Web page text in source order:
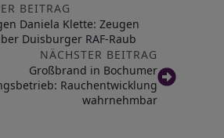
BEITRAG
Daniela Klette: Zeugen
Duisburger RAF-Raub
NÄCHSTER BEITRAG
Großbrand in Bochumer
Rauchentwicklung
wahrnehmbar